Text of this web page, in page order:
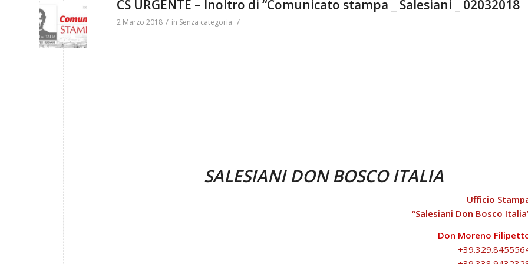
CS URGENTE – Inoltro di “Comunicato stampa _ Salesiani _ 02032018
2 Marzo 2018 / in Senza categoria /
SALESIANI DON BOSCOITALIA
Ufficio
“Salesiani Don Bosco
Don Moreno